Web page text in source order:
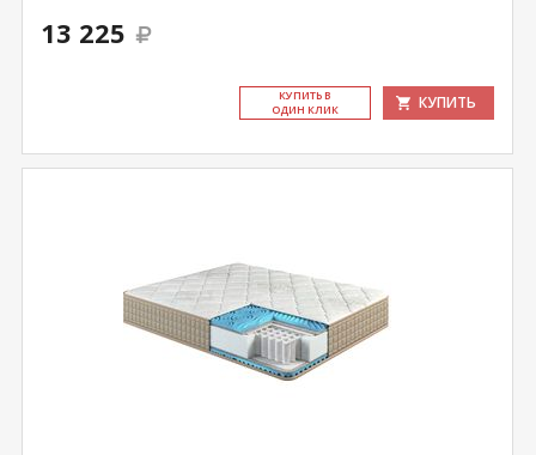
13 225
КУ­ПИТЬ В
ОДИН КЛИК
КУПИТЬ